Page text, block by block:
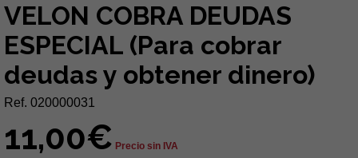
VELON COBRA DEUDAS
ESPECIAL (Para cobrar
deudas y obtener dinero)
Ref. 020000031
11,00€ Precio sin IVA